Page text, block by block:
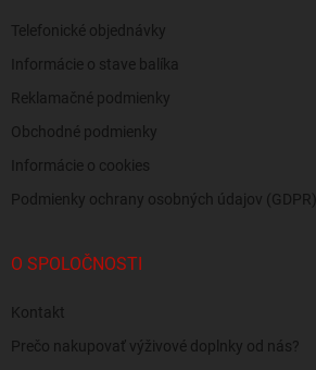
Telefonické objednávky
Informácie o stave balíka
Reklamačné podmienky
Obchodné podmienky
Informácie o cookies
Podmienky ochrany osobných údajov (GDPR)
O SPOLOČNOSTI
Kontakt
Prečo nakupovať výživové doplnky od nás?